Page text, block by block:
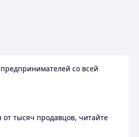
со всей
тысяч продавцов, читайте